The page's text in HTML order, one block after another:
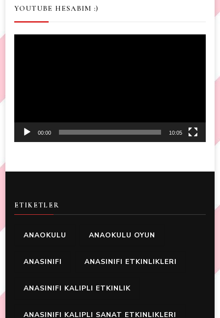
YOUTUBE HESABIM :)
00:00 10:05
ETIKETLER
ANAOKULU ANAOKULU OYUN
ANASINIFI ANASINIFI ETKINLIKLERI
ANASINIFI KALIPLI ETKINLIK
ANASINIFI KALIPLI SANAT ETKINLIKLERI